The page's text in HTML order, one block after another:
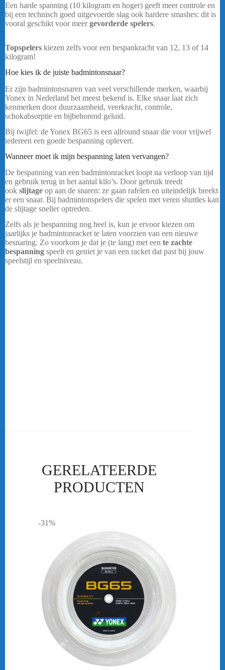
Een harde spanning (10 kilogram en hoger) geeft meer controle en
bij een technisch goed uitgevoerde slag ook hardere smashes: dit is
vooral geschikt voor meergevorderde spelers.
Topspelers kiezen zelfs voor een bespankracht van 12, 13 of 14
kilogram!
Hoe kies ik de juiste badmintonsnaar?
Er zijn badmintonsnaren van veel verschillende merken, waarbij
Yonex in Nederland het meest bekend is. Elke snaar laat zich
kenmerken door duurzaamheid, veerkracht, controle,
schokabsorptie en bijbehorend geluid.
Bij twijfel: de Yonex BG65 is een allround snaar die voor vrijwel
iedereen een goede bespanning oplevert.
Wanneer moet ik mijn bespanning laten vervangen?
De bespanning van een badmintonracket loopt na verloop van tijd
en gebruik terug in het aantal kilo’s. Door gebruik treedt
ook slijtage op aan de snaren: ze gaan rafelen en uiteindelijk breekt
er een snaar. Bij badmintonspelers die spelen met veren shuttles kan
de slijtage sneller optreden.
Zelfs als je bespanning nog heel is, kun je ervoor kiezen om
jaarlijks je badmintonracket te laten voorzien van een nieuwe
besnaring. Zo voorkom je dat je (te lang) met een te zachte
bespanning speelt en geniet je van een racket dat past bij jouw
speelstijl en speelniveau.
GERELATEERDE
PRODUCTEN
-31%